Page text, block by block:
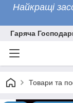
Найкращі
Гаряча
Товари та